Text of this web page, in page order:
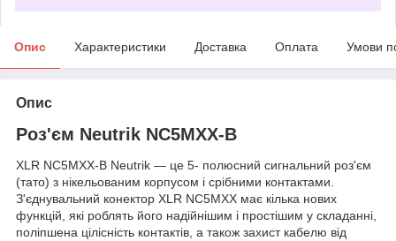
Опис Характеристики Доставка Оплата Умови
Опис
Роз'єм Neutrik NC5MXX-B
XLR NC5MXX-B Neutrik — це 5- полюсний сигнальний роз'єм
(тато) з нікельованим корпусом і срібними контактами.
З'єднувальний конектор XLR NC5MXX має кілька нових
функцій, які роблять його надійнішим і простішим у складанні,
поліпшена цілісність контактів, а також захист кабелю від